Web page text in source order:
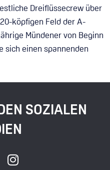
Dreiflüssecrew über
köpfigen Feld der A-
Mündener von Beginn
sich einen spannenden
SOZIALEN